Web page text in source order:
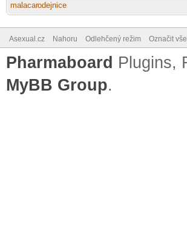
malacarodejnice
Asexual.cz Nahoru Odlehčený režim Označit
Pharmaboard Plugins,
MyBB Group.